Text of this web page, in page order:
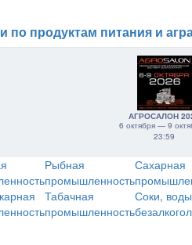
по продуктам питания и
АГРОСАЛОН
6 октября — 9
23:59
Рыбная
промышленность
Сахарная
Табачная
промышленность
Соки,